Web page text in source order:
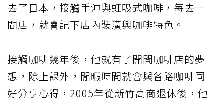
去了日本，接觸手沖與虹吸式咖啡，每去一
間店，就會記下店內裝潢與咖啡特色。
接觸咖啡幾年後，他就有了開間咖啡店的夢
想，除上課外，閒暇時間就會與各路咖啡同
好分享心得，2005年從新竹高商退休後，他